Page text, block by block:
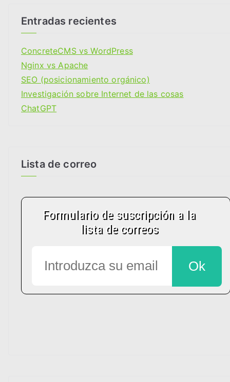
g
o
r
i
a
s
Entradas recientes
ConcreteCMS vs WordPress
Nginx vs Apache
SEO (posicionamiento orgánico)
Investigación sobre Internet de las cosas
ChatGPT
Lista de correo